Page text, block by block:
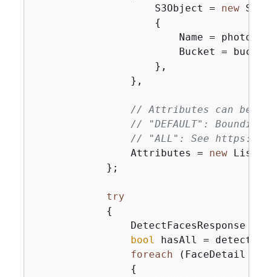
                    S3Object =
new
{
                        Name = photo,
Bucket =
                    },
                },
// Attributes can be
// "DEFAULT":
// "ALL": See https://
                Attributes =
new List<
            };
try
{
DetectFacesResponse
bool hasAll =
foreach (FaceDetail
{